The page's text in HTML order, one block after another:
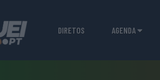
DIRETOS AGENDA